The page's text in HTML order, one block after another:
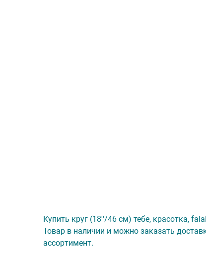
Купить круг (18''/46 см) тебе, красотка,
Товар в наличии и можно заказать
ассортимент.